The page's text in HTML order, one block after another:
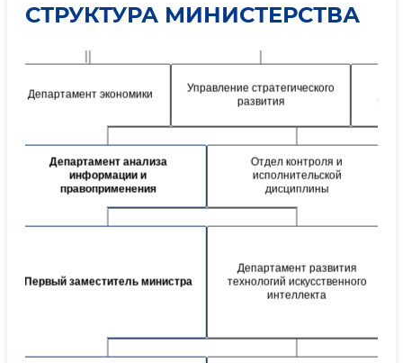
СТРУКТУРА МИНИСТЕРСТВА
Министр Коллегия
Департамент экономики
Управление стратегического
развития
Департамент анализа
информации и
правоприменения
Отдел контроля и
исполнительской
дисциплины
Первый заместитель министра
Департамент развития
технологий искусственного
интеллекта